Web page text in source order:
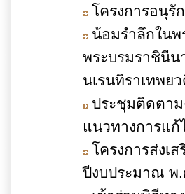
โครงการอนุรั
น้อมรำลึกใน
พระบรมราชินีน
นเรนทิราเทพย
ประชุมติดตา
แนวทางการแก้
โครงการส่งเ
ปีงบประมาณ พ.